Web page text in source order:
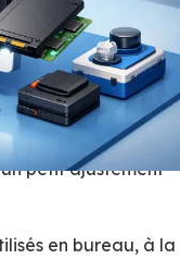
cesse, des apps
– dans la
“Mac trop vieux”. Le
Quand on parle
SSD,
réellement le
petit ajustement
en bureau, à la